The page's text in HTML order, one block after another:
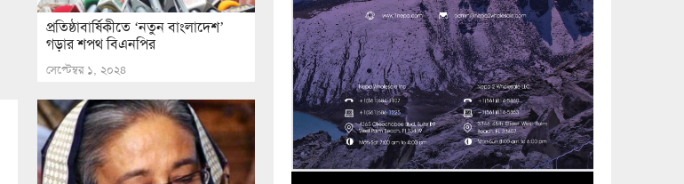
প্রতিষ্ঠাবার্ষিকীতে ‘নতুন বাংলাদেশ’
গড়ার শপথ বিএনপির
সেপ্টেম্বর ১, ২০২৪